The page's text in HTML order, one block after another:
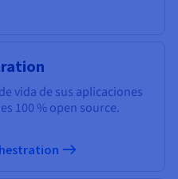
vida de sus aplicaciones
100 % open source.